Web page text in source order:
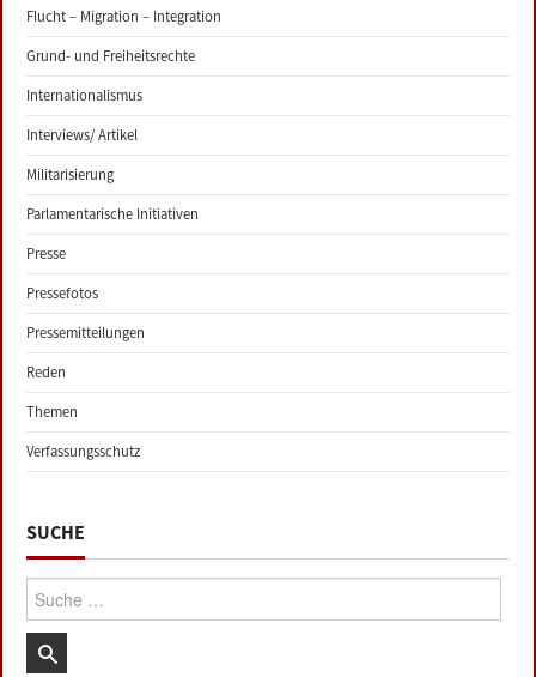
Flucht – Migration – Integration
Grund- und Freiheitsrechte
Internationalismus
Interviews/ Artikel
Militarisierung
Parlamentarische Initiativen
Presse
Pressefotos
Pressemitteilungen
Reden
Themen
Verfassungsschutz
SUCHE
Suche: